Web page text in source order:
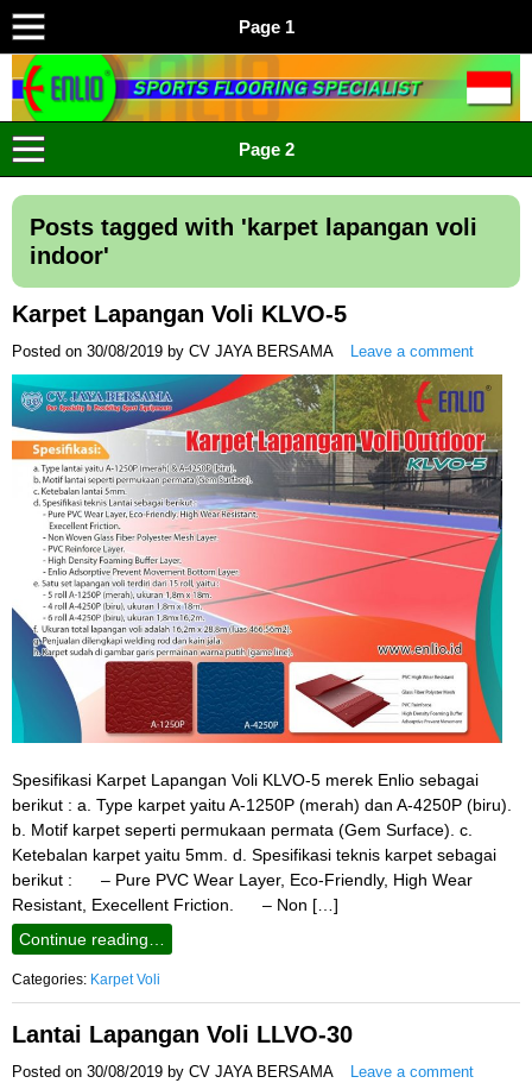
Page 1
ENLIO INDONESIA
Menyediakan Karpet Lapangan Olahraga Yang Lengkap
Page 2
Posts tagged with ' karpet lapangan voli
indoor'
Karpet Lapangan Voli KLVO-5
Posted on 30/08/2019 by CV JAYA BERSAMA Leave a comment
Spesifikasi Karpet Lapangan Voli KLVO-5 merek Enlio sebagai
berikut : a. Type karpet yaitu A-1250P (merah) dan A-4250P (biru).
b. Motif karpet seperti permukaan permata (Gem Surface). c.
Ketebalan karpet yaitu 5mm. d. Spesifikasi teknis karpet sebagai
berikut : – Pure PVC Wear Layer, Eco-Friendly, High Wear
Resistant, Execellent Friction. – Non […]
Continue reading…
Categories: Karpet Voli
Lantai Lapangan Voli LLVO-30
Posted on 30/08/2019 by CV JAYA BERSAMA Leave a comment